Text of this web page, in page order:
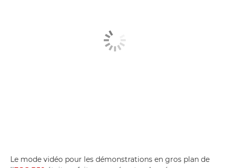
Le mode vidéo pour les démonstrations en gros plan de